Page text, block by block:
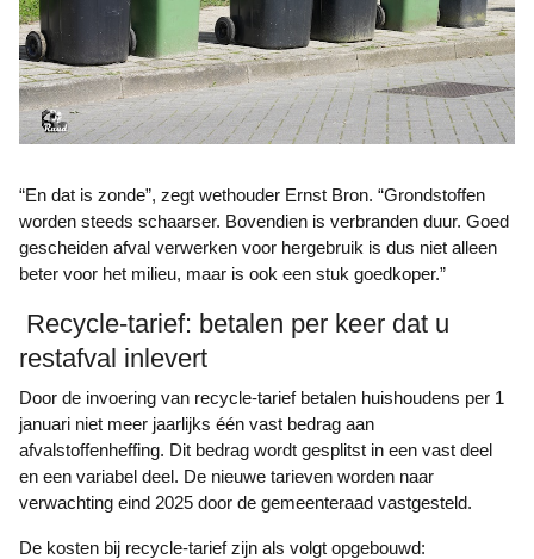
“En dat is zonde”, zegt wethouder Ernst Bron. “Grondstoffen
worden steeds schaarser. Bovendien is verbranden duur. Goed
gescheiden afval verwerken voor hergebruik is dus niet alleen
beter voor het milieu, maar is ook een stuk goedkoper.”
Recycle-tarief: betalen per keer dat u
restafval inlevert
Door de invoering van recycle-tarief betalen huishoudens per 1
januari niet meer jaarlijks één vast bedrag aan
afvalstoffenheffing. Dit bedrag wordt gesplitst in een vast deel
en een variabel deel. De nieuwe tarieven worden naar
verwachting eind 2025 door de gemeenteraad vastgesteld.
De kosten bij recycle-tarief zijn als volgt opgebouwd: